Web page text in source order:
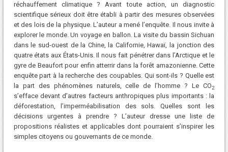
réchauffement climatique ? Avant toute action, un diagnostic
scientifique sérieux doit être établi à partir des mesures observées
et des lois de la physique. L’auteur a mené l’enquête. Il nous invite à
explorer le monde. Un voyage en ballon. La visite du bassin Sichuan
dans le sud-ouest de la Chine, la Californie, Hawaï, la jonction des
quatre états aux États-Unis. Il nous fait pénétrer dans l’Arctique et le
gyre de Beaufort pour enfin atterrir dans la forêt amazonienne. Cette
enquête part à la recherche des coupables. Qui sont-ils ? Quelle est
la part des phénomènes naturels, celle de l’homme ? Le CO2
s’efface devant d’autres facteurs anthropiques plus importants : la
déforestation, l’imperméabilisation des sols. Quelles sont les
décisions urgentes à prendre ? L’auteur dresse une liste de
propositions réalistes et applicables dont pourraient s’inspirer les
simples citoyens ou gouvernants de ce monde.